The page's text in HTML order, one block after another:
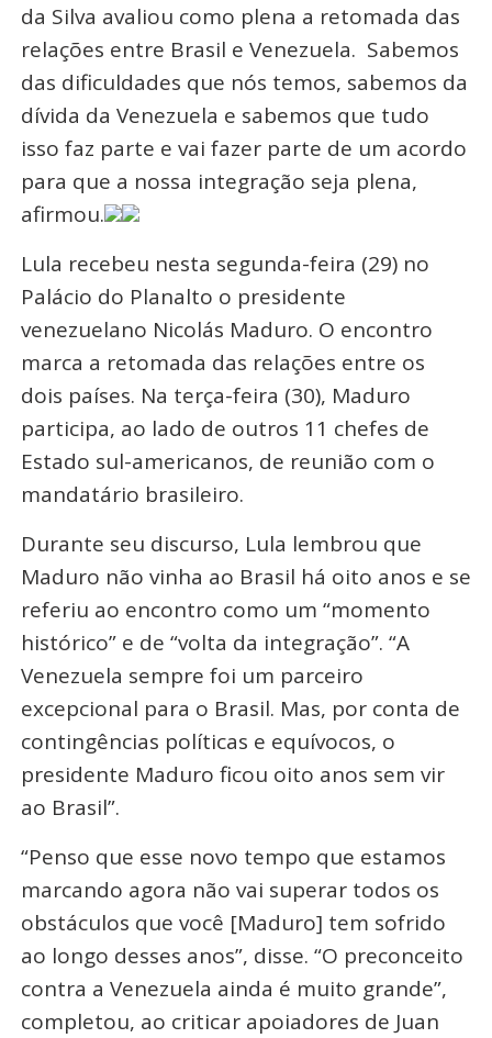
da Silva avaliou como plena a retomada das
relações entre Brasil e Venezuela. Sabemos
das dificuldades que nós temos, sabemos da
dívida da Venezuela e sabemos que tudo
isso faz parte e vai fazer parte de um acordo
para que a nossa integração seja plena,
afirmou.
Lula recebeu nesta segunda-feira (29) no
Palácio do Planalto o presidente
venezuelano Nicolás Maduro. O encontro
marca a retomada das relações entre os
dois países. Na terça-feira (30), Maduro
participa, ao lado de outros 11 chefes de
Estado sul-americanos, de reunião com o
mandatário brasileiro.
Durante seu discurso, Lula lembrou que
Maduro não vinha ao Brasil há oito anos e se
referiu ao encontro como um “momento
histórico” e de “volta da integração”. “A
Venezuela sempre foi um parceiro
excepcional para o Brasil. Mas, por conta de
contingências políticas e equívocos, o
presidente Maduro ficou oito anos sem vir
ao Brasil”.
“Penso que esse novo tempo que estamos
marcando agora não vai superar todos os
obstáculos que você [Maduro] tem sofrido
ao longo desses anos”, disse. “O preconceito
contra a Venezuela ainda é muito grande”,
completou, ao criticar apoiadores de Juan